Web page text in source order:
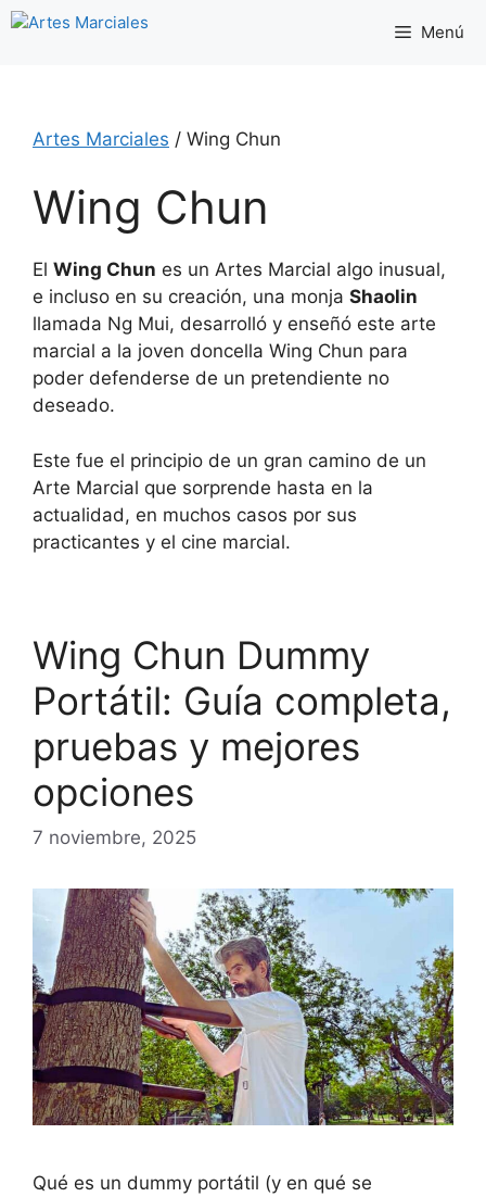
Saltar
Menú
Artes Marciales / Wing Chun
Wing Chun
El Wing Chun es un Artes Marcial algo inusual,
e incluso en su creación, una monja Shaolin
llamada Ng Mui, desarrolló y enseñó este arte
marcial a la joven doncella Wing Chun para
poder defenderse de un pretendiente no
deseado.
Este fue el principio de un gran camino de un
Arte Marcial que sorprende hasta en la
actualidad, en muchos casos por sus
practicantes y el cine marcial.
Wing Chun Dummy
Portátil: Guía completa,
pruebas y mejores
opciones
7 noviembre, 2025
Qué es un dummy portátil (y en qué se